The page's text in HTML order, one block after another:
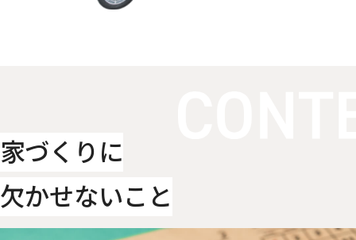
家づくりに
欠かせないこと